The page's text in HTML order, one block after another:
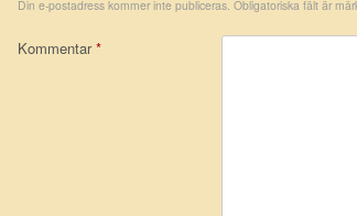
Din e-postadress kommer inte publiceras. Obligatoriska fält är
Kommentar*